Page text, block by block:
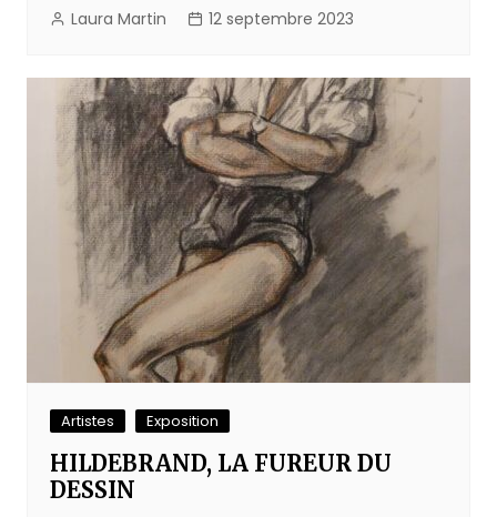
Laura Martin 12 septembre 2023
Artistes Exposition
HILDEBRAND, LA FUREUR DU
DESSIN